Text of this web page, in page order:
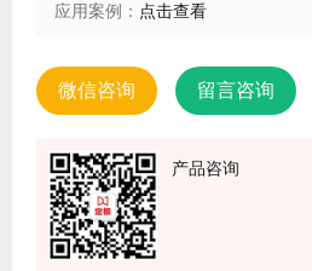
应用案例： 点击查看
微信咨询 留言咨询
产品咨询